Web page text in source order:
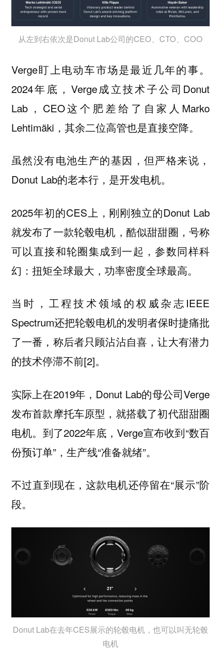
从左到右依次是Donut Lab公司的CEO、CTO、COO
Verge盯上电动车市场是最近几年的事。
2024年底，Verge成立技术子公司Donut
Lab，CEO这个肥差给了自家人Marko
Lehtimäki，其余二位高管也是直接空降。
虽然没有电池生产的基因，但严格来说，
Donut Lab的老本行，是开发电机。
2025年初的CES上，刚刚独立的Donut Lab
就发布了一款轮毂电机，酷似甜甜圈，号称
可以直接和轮圈集成到一起，参数同样科
幻： 扭矩全球最大，功率密度全球最高。
当时，工程技术领域的权威杂志IEEE
Spectrum还把轮毂电机的发明者保时捷痛批
了一番，称后者只顾沾沾自喜，让大有潜力
的技术停滞不前[2]。
实际上在2019年，Donut Lab的母公司Verge
发布首款摩托车原型，就搭载了初代甜甜圈
电机。到了2022年底，Verge宣布收到“数百
份预订单”，生产线“准备就绪”。
不过直到现在，这款电机还停留在“展示”阶
段。
Donut Lab在去年CES展示的轮毂电机，也可以叫无轮毂
电机